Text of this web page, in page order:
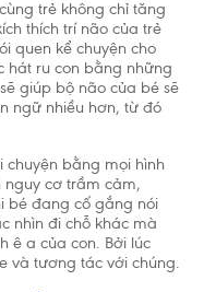
trẻ không chỉ tăng
thích trí não của trẻ
quen kể chuyện cho
hát ru con bằng những
giúp bộ não của bé sẽ
ngữ nhiều hơn, từ đó
chuyện bằng mọi hình
nguy cơ trầm cảm,
bé đang cố gắng nói
nhìn đi chỗ khác mà
ê a của con. Bởi lúc
và tương tác với chúng.